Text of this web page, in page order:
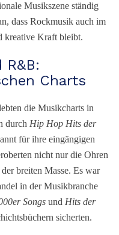
Musikszene ständig
dass Rockmusik auch im
kreative Kraft bleibt.
Charts
die Musikcharts in
durch Hip Hop Hits der
für ihre eingängigen
nicht nur die Ohren
breiten Masse. Es war
in der Musikbranche
Songs und Hits der
sicherten.